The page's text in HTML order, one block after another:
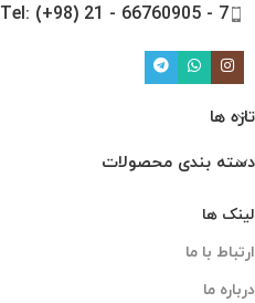
Tel: (+98) 21 - 66760905 - 7
تازه ها
دسته بندی محصولات
لینک ها
ارتباط با ما
درباره ما